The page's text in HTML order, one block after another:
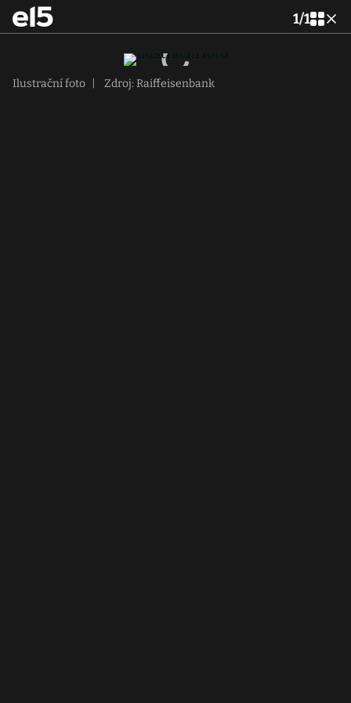
1/1
Ilustrační foto Zdroj: Raiffeisenbank